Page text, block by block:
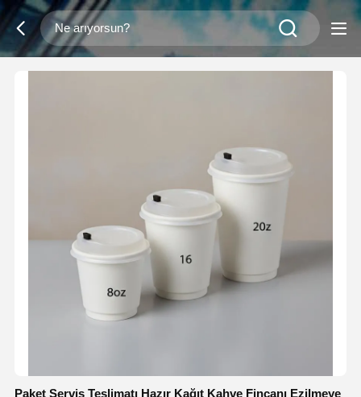
Paket Servis Teslimatı Hazır Kağıt Kahve Fincanı Ezilmeye